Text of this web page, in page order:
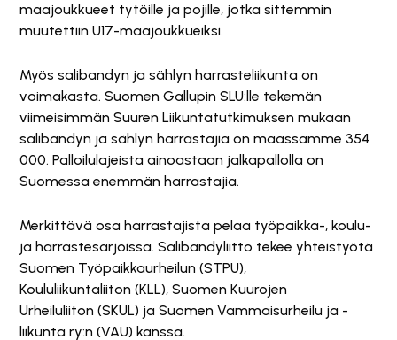
maajoukkueet tytöille ja pojille, jotka sittemmin
muutettiin U17-maajoukkueiksi.
Myös salibandyn ja sählyn harrasteliikunta on
voimakasta. Suomen Gallupin SLU:lle tekemän
viimeisimmän Suuren Liikuntatutkimuksen mukaan
salibandyn ja sählyn harrastajia on maassamme 354
000. Palloilulajeista ainoastaan jalkapallolla on
Suomessa enemmän harrastajia.
Merkittävä osa harrastajista pelaa työpaikka-, koulu-
ja harrastesarjoissa. Salibandyliitto tekee yhteistyötä
Suomen Työpaikkaurheilun (STPU),
Koululiikuntaliiton (KLL), Suomen Kuurojen
Urheiluliiton (SKUL) ja Suomen Vammaisurheilu ja -
liikunta ry:n (VAU) kanssa.